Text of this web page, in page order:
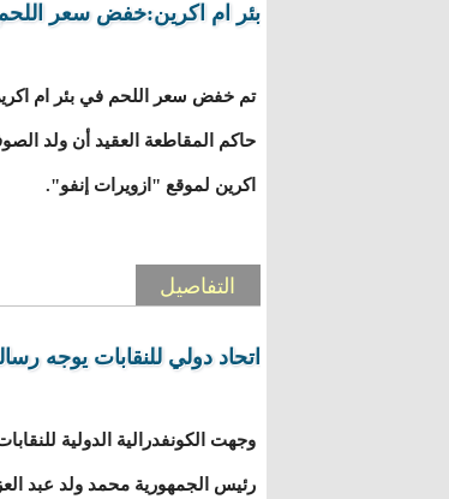
بئر ام اكرين:خفض سعر اللحم إلى 1000
حاكم المقاطعة العقيد أن ولد
اكرين لموقع "ازويرات إنفو".
التفاصيل
اتحاد دولي للنقابات يوجه
رئيس الجمهورية محمد ولد عبد